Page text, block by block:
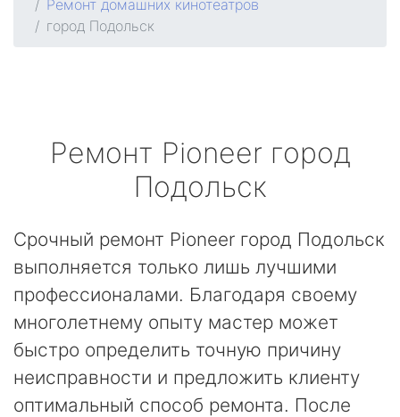
Ремонт домашних кинотеатров
город Подольск
Ремонт Pioneer город
Подольск
Срочный ремонт Pioneer город Подольск
выполняется только лишь лучшими
профессионалами. Благодаря своему
многолетнему опыту мастер может
быстро определить точную причину
неисправности и предложить клиенту
оптимальный способ ремонта. После